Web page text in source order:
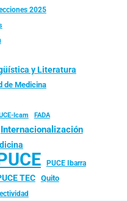
2025
y Literatura
de Medicina
Icam FADA
Internacionalización
PUCE Ibarra
TEC
Quito